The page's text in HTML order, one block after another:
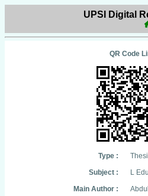
UPSI Digital
QR Code
Type :
Subject :
L
Main Author :